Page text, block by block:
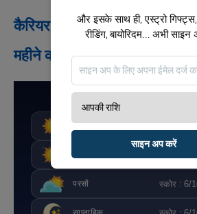
कैरियर / वित्त
महीने की सलाह
विस्तृत राशिफल
आज स्कोर : 8.8/
परसों स्कोर : 6/
और इसके साथ ही, एस्ट्रो गिफ्ट्स,
रीडिंग, बायोरिदम... अभी
साइन अप करें